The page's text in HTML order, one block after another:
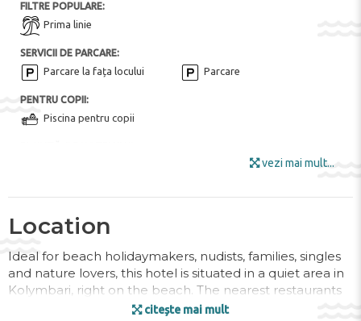
FILTRE POPULARE:
Prima linie
SERVICII DE PARCARE:
Parcare la fața locului Parcare
PENTRU COPII:
Piscina pentru copii
Restaurant tip bufet
Meniu pentru diete speciale
Terasa la soare
Umbrele de soare
Wi-Fi în toate zonele
vezi mai mult...
Location
Ideal for beach holidaymakers, nudists, families, singles
and nature lovers, this hotel is situated in a quiet area in
Kolymbari, right on the beach. The nearest restaurants
and options for nightlife can be reached within about 1
citește mai mult